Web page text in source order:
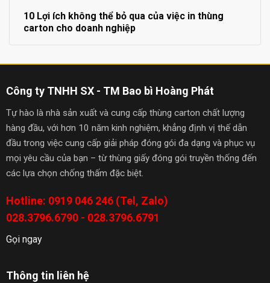
10 Lợi ích không thể bỏ qua của việc in thùng
carton cho doanh nghiệp
Công ty TNHH SX - TM Bao bì Hoàng Phát
Tự hào là nhà sản xuất và cung cấp thùng carton chất lượng
hàng đầu, với hơn 10 năm kinh nghiệm, khẳng định vị thế dẫn
đầu trong việc cung cấp giải pháp đóng gói đa dạng và phục vụ
mọi yêu cầu của bạn – từ thùng giấy đóng gói truyền thống đến
các lựa chọn chống thấm đặc biệt.
Hotline: 0919 046 246 (Tel, Zalo)
028.3796.6790 - 028.3796.6791
Gọi ngay
Thông tin liên hệ